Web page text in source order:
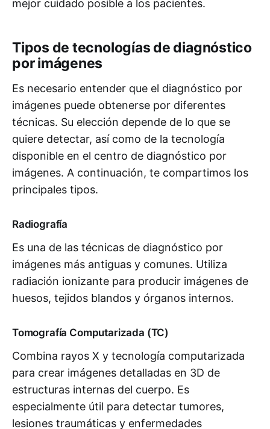
mejor cuidado posible a los pacientes.
Tipos de tecnologías de diagnóstico
por imágenes
Es necesario entender que el diagnóstico por
imágenes puede obtenerse por diferentes
técnicas. Su elección depende de lo que se
quiere detectar, así como de la tecnología
disponible en el centro de diagnóstico por
imágenes. A continuación, te compartimos los
principales tipos.
Radiografía
Es una de las técnicas de diagnóstico por
imágenes más antiguas y comunes. Utiliza
radiación ionizante para producir imágenes de
huesos, tejidos blandos y órganos internos.
Tomografía Computarizada (TC)
Combina rayos X y tecnología computarizada
para crear imágenes detalladas en 3D de
estructuras internas del cuerpo. Es
especialmente útil para detectar tumores,
lesiones traumáticas y enfermedades